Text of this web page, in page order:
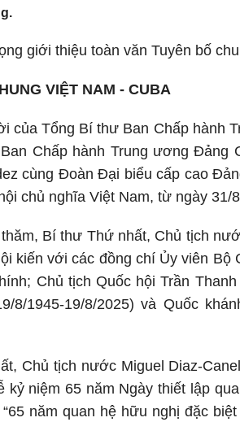
giới thiệu toàn văn Tuyên bố
VIỆT NAM - CUBA
của Tổng Bí thư Ban Chấp hành
Chấp hành Trung ương Đảng
cùng Đoàn Đại biểu cấp cao
chủ nghĩa Việt Nam, từ ngày 31/
Bí thư Thứ nhất, Chủ tịch
kiến với các đồng chí Ủy viên
Chủ tịch Quốc hội Trần
8/1945-19/8/2025) và Quốc
Chủ tịch nước Miguel Diaz-
kỷ niệm 65 năm Ngày thiết lập
năm quan hệ hữu nghị đặc